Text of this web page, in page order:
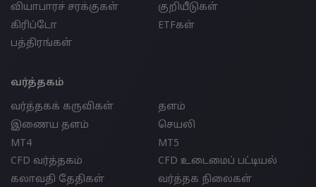
வியாபாரச் சரக்குகள்
குறியீடுகள்
கிரிப்டோ
ETFகள்
பத்திரங்கள்
வர்த்தகம்
வர்த்தகக் கருவிகள்
தளம்
இணைய தளம்
செயலி
MT4
MT5
CFD வர்த்தகம்
CFD உடைமைப் பட்டியல்
கலாவதி தேதிகள்
வர்த்தக நிலைகள்